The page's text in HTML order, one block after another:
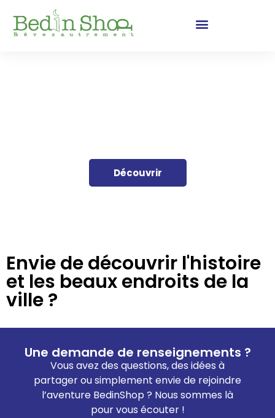
Découvrir
Envie de découvrir l'histoire
et les beaux endroits de la
ville ?
Une demande de renseignements ?
Vous avez des questions, des idées à
partager ou simplement envie de rejoindre
l’aventure BedinShop ? Nous sommes là
pour vous écouter !